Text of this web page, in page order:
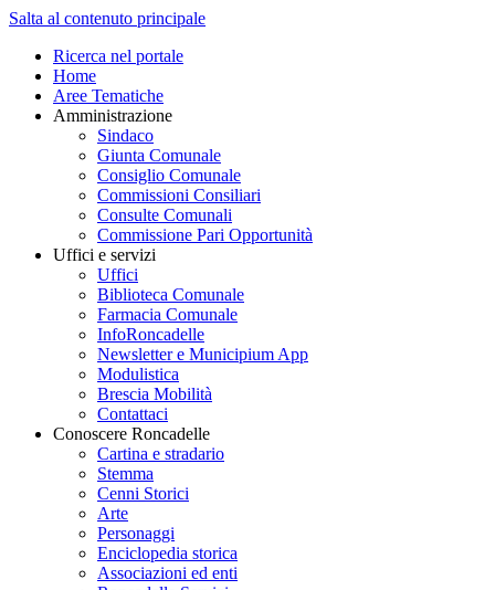
Salta al contenuto principale
Ricerca nel portale
Home
Aree Tematiche
Amministrazione
Sindaco
Giunta Comunale
Consiglio Comunale
Commissioni Consiliari
Consulte Comunali
Commissione Pari Opportunità
Uffici e servizi
Uffici
Biblioteca Comunale
Farmacia Comunale
InfoRoncadelle
Newsletter e Municipium App
Modulistica
Brescia Mobilità
Contattaci
Conoscere Roncadelle
Cartina e stradario
Stemma
Cenni Storici
Arte
Personaggi
Enciclopedia storica
Associazioni ed enti